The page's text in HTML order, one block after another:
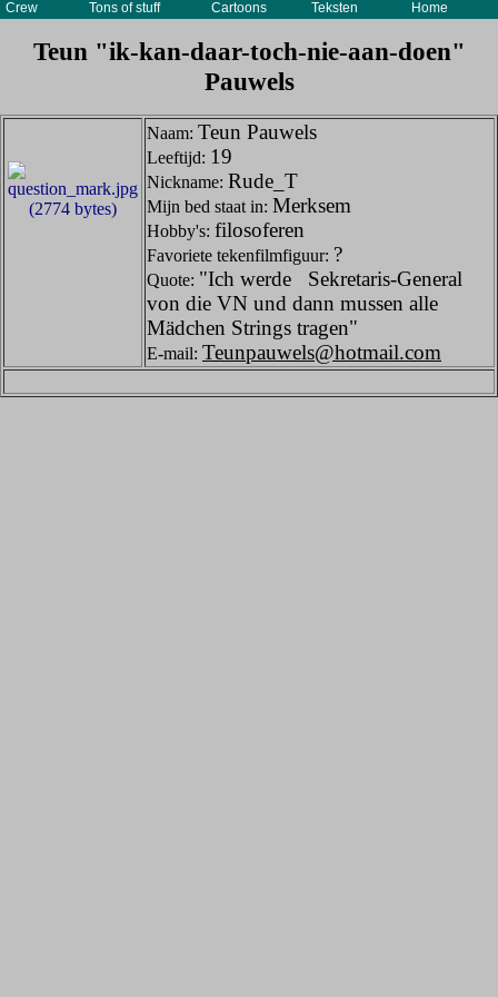
Teun "ik-kan-daar-toch-nie-aan-doen"
Pauwels
Naam: Teun Pauwels
Leeftijd: 19
Nickname: Rude_T
Mijn bed staat in: Merksem
Hobby's: filosoferen
Favoriete tekenfilmfiguur: ?
Quote: "Ich werde Sekretaris-General
von die VN und dann mussen alle
Mädchen Strings tragen"
E-mail: Teunpauwels@hotmail.com
Crew Tons of stuff Cartoons Teksten Home